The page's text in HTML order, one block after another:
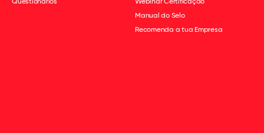
Manual do Selo
Recomenda a tua Empresa